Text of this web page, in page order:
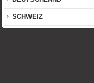
SCHWEIZ